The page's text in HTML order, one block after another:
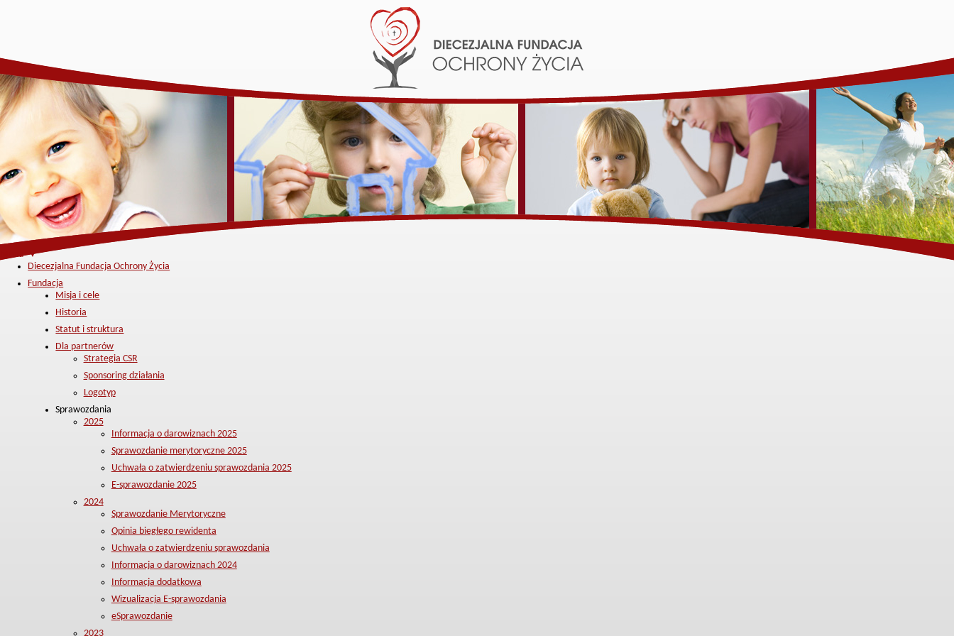
Menu ▼
Diecezjalna Fundacja Ochrony Życia
Fundacja
Misja i cele
Historia
Statut i struktura
Dla partnerów
Strategia CSR
Sponsoring działania
Logotyp
Sprawozdania
2025
Informacja o darowiznach 2025
Sprawozdanie merytoryczne 2025
Uchwała o zatwierdzeniu sprawozdania 2025
E-sprawozdanie 2025
2024
Sprawozdanie Merytoryczne
Opinia biegłego rewidenta
Uchwała o zatwierdzeniu sprawozdania
Informacja o darowiznach 2024
Informacja dodatkowa
Wizualizacja E-sprawozdania
eSprawozdanie
2023